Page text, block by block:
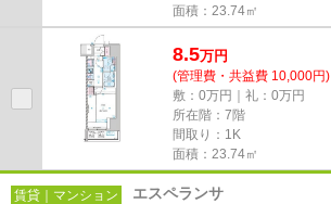
面積：23.74㎡
8.5万円
(管理費・共益費 10,000円)
敷：0万円｜礼：0万円
所在階：7階
間取り：1K
面積：23.74㎡
賃貸｜マンション エスペランサ